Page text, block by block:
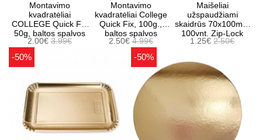
Montavimo
kvadratėliai
COLLEGE Quick Fx,
50g, baltos spalvos
2.00€3.99€
Montavimo
kvadratėliai College
Quick Fix, 100g.,
baltos spalvos
2.50€ 4.99€
Maišeliai
užspaudžiami
skaidrūs 70x100mm
100vnt. Zip-Lock
1.25€2.50€
-50% -50%